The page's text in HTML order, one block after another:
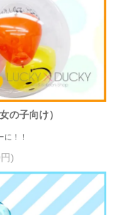
の子向け）
！！
)